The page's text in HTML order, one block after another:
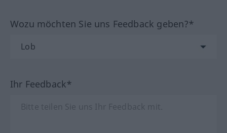
Wozu möchten Sie uns Feedback geben?*
Ihr Feedback*